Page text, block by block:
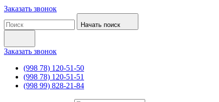
Заказать звонок
Начать поиск
Заказать звонок
(998 78) 120-51-50
(998 78) 120-51-51
(998 99) 828-21-84